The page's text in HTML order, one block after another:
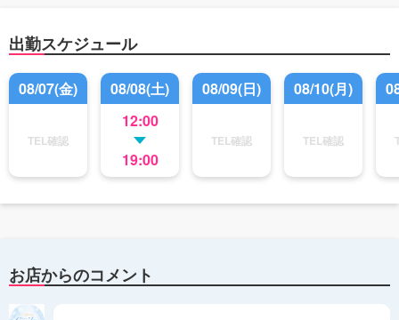
出勤スケジュール
08/07(金)
TEL確認
08/08(土)
12:00
19:00
08/09(日)
TEL確認
08/10(月)
TEL確認
お店からのコメント